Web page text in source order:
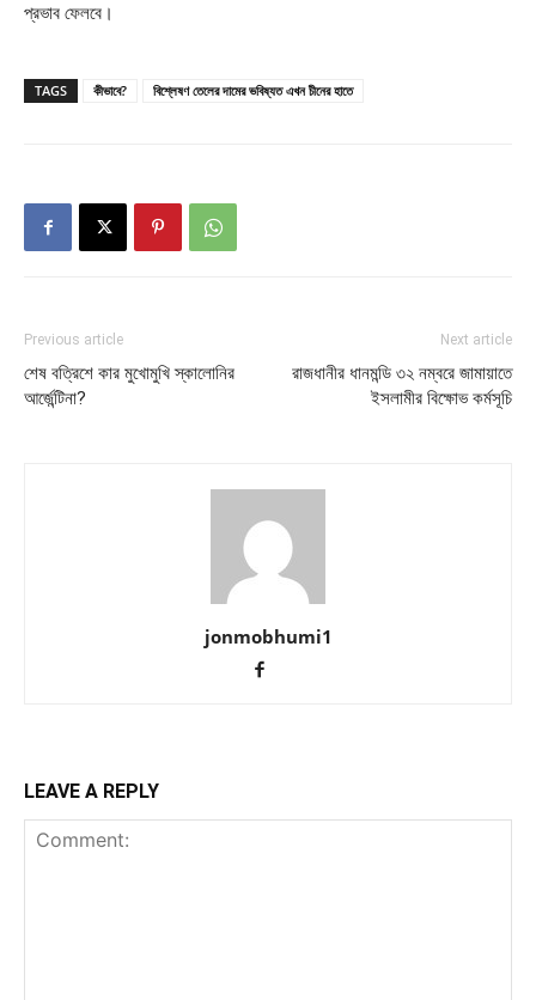
প্রভাব ফেলবে।
TAGS কীভাবে? বিশ্লেষণ তেলের দামের ভবিষ্যত এখন চীনের হাতে
Previous article
শেষ বত্রিশে কার মুখোমুখি স্কালোনির
আর্জেন্টিনা?
Next article
রাজধানীর ধানমন্ডি ৩২ নম্বরে জামায়াতে
ইসলামীর বিক্ষোভ কর্মসূচি
jonmobhumi1
LEAVE A REPLY